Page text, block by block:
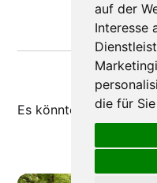
auf der
Interesse
die für
Es könnte dir auch